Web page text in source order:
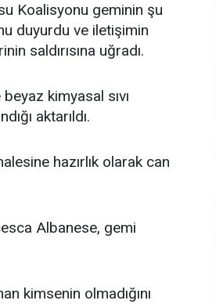
Koalisyonu geminin şu
duyurdu ve iletişimin
saldırısına uğradı.
kimyasal sıvı
aktarıldı.
hazırlık olarak can
Albanese, gemi
kimsenin olmadığını